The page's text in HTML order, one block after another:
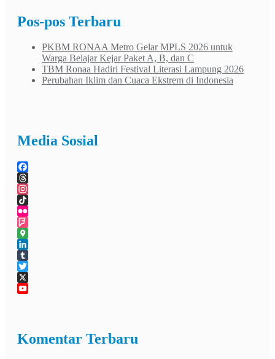
Pos-pos Terbaru
PKBM RONAA Metro Gelar MPLS 2026 untuk
Warga Belajar Kejar Paket A, B, dan C
TBM Ronaa Hadiri Festival Literasi Lampung 2026
Perubahan Iklim dan Cuaca Ekstrem di Indonesia
Media Sosial
Facebook
Threads
Instagram
TikTok
Flickr
Foursquare
Google
Maps
LinkedIn
Tumblr
Twitter
X
Komentar Terbaru